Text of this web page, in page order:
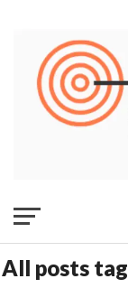
All posts